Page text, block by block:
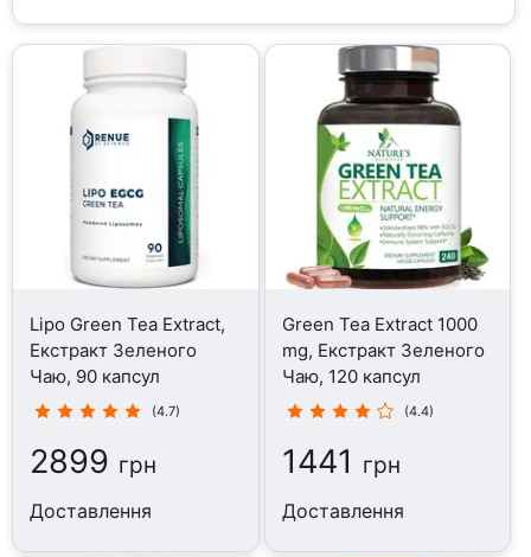
Lipo Green Tea Extract,
Екстракт Зеленого
Чаю, 90 капсул
(4.7)
2899 грн
Доставлення
Green Tea Extract 1000
mg, Екстракт Зеленого
Чаю, 120 капсул
(4.4)
1441 грн
Доставлення